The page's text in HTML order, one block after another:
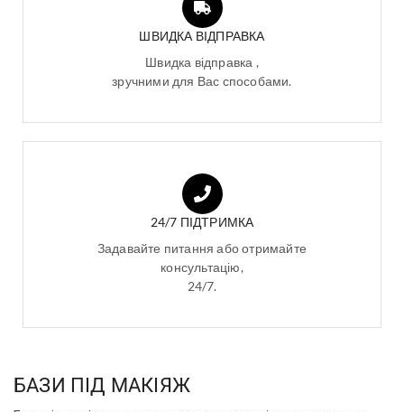
ШВИДКА ВІДПРАВКА
Швидка відправка ,
зручними для Вас способами.
24/7 ПІДТРИМКА
Задавайте питання або отримайте
консультацію,
24/7.
БАЗИ ПІД МАКІЯЖ